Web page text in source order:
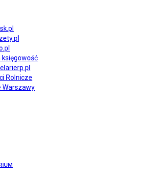
księgowość
Rolnicze
Warszawy